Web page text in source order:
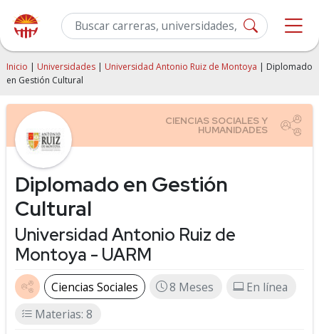
Inicio | Universidades | Universidad Antonio Ruiz de Montoya | Diplomado
en Gestión Cultural
Diplomado en Gestión
Cultural
Universidad Antonio Ruiz de
Montoya - UARM
Ciencias Sociales 8 Meses
En línea
Materias: 8